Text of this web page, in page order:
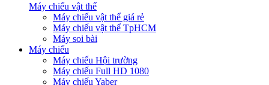
Máy chiếu vật thể
Máy chiếu vật thể giá rẻ
Máy chiếu vật thể TpHCM
Máy soi bài
Máy chiếu
Máy chiếu Hội trường
Máy chiếu Full HD 1080
Máy chiếu Yaber